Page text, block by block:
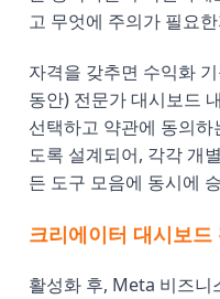
고 무엇에 주의가 필요
자격을 갖추면 수익화
동안) 전문가 대시보드
선택하고 약관에 동의
도록 설계되어, 각각 개
든 도구 모음에 동시에
크리에이터 대시보드
활성화 후, Meta 비즈니